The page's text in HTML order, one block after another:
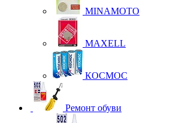
MINAMOTO
MAXELL
КОСМОС
Ремонт обуви